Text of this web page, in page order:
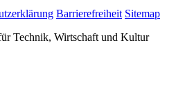
Barrierefreiheit Sitemap
Technik, Wirtschaft und Kultur